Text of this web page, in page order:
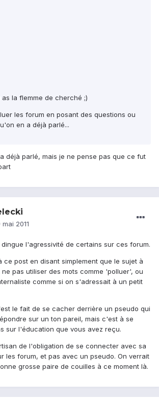
as la flemme de cherché ;)
les forum en posant des questions ou
en a déjà parlé...
déjà parlé, mais je ne pense pas que ce fut
mai 2011
l'agressivité de certains sur ces forum.
ce post en disant simplement que le sujet à
pas utiliser des mots comme 'polluer', ou
comme si on s'adressait à un petit
le fait de se cacher derrière un pseudo qui
sur un ton pareil, mais c'est à se
sur l'éducation que vous avez reçu.
de l'obligation de se connecter avec sa
les forum, et pas avec un pseudo. On verrait
grosse paire de couilles à ce moment là.